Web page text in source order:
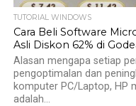
TUTORIAL WINDOWS
Cara Beli Software
Asli Diskon 62% di
Alasan mengapa setiap
pengoptimalan dan
komputer PC/Laptop, HP
adalah...